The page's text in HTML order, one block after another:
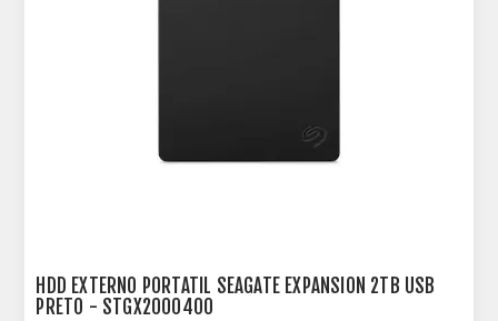
HDD EXTERNO PORTATIL SEAGATE EXPANSION 2TB USB
PRETO - STGX2000400